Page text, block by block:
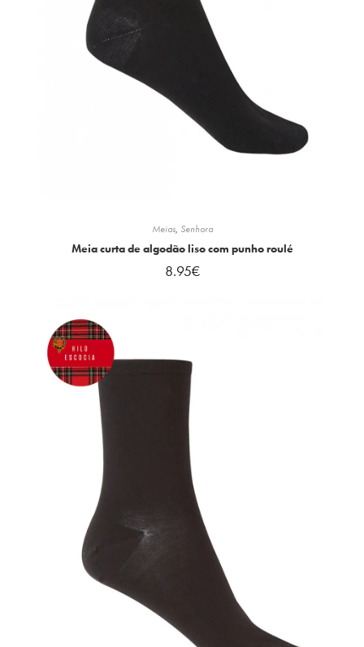
Meias, Senhora
Meia curta de algodão liso com punho roulé
8.95€